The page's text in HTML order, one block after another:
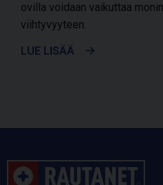
ovilla voidaan vaikuttaa
viihtyvyyteen.
LUE LISÄÄ